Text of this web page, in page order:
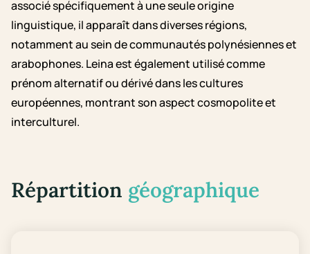
associé spécifiquement à une seule origine
linguistique, il apparaît dans diverses régions,
notamment au sein de communautés polynésiennes et
arabophones. Leina est également utilisé comme
prénom alternatif ou dérivé dans les cultures
européennes, montrant son aspect cosmopolite et
interculturel.
Répartition géographique